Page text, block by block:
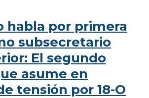
habla por primera
subsecretario
El segundo
asume en
tensión por 18-O